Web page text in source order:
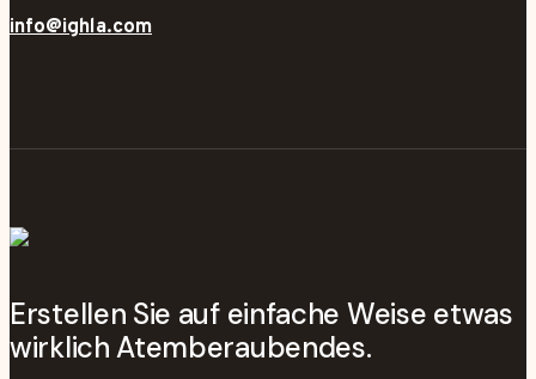
info@ighla.com
Erstellen Sie auf einfache Weise etwas
wirklich Atemberaubendes.